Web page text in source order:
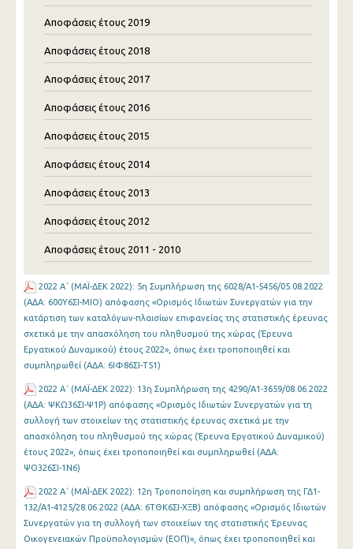
Αποφάσεις έτους 2019
Αποφάσεις έτους 2018
Αποφάσεις έτους 2017
Αποφάσεις έτους 2016
Αποφάσεις έτους 2015
Αποφάσεις έτους 2014
Αποφάσεις έτους 2013
Αποφάσεις έτους 2012
Αποφάσεις έτους 2011 - 2010
2022 Α΄ (MAΪ-ΔΕΚ 2022): 5η Συμπλήρωση της 6028/Α1-5456/05.08.2022
(ΑΔΑ: 600Υ6ΣΙ-ΜΙΟ) απόφασης «Ορισμός Ιδιωτών Συνεργατών για την
κατάρτιση των καταλόγων-πλαισίων επιφανείας της στατιστικής έρευνας
σχετικά με την απασχόληση του πληθυσμού της χώρας (Έρευνα
Εργατικού Δυναμικού) έτους 2022», όπως έχει τροποποιηθεί και
συμπληρωθεί (ΑΔΑ: 6ΙΦ86ΣΙ-Τ51)
2022 Α΄ (MAΪ-ΔΕΚ 2022): 13η Συμπλήρωση της 4290/Α1-3659/08.06.2022
(ΑΔΑ: ΨΚΩ36ΣΙ-Ψ1Ρ) απόφασης «Ορισμός Ιδιωτών Συνεργατών για τη
συλλογή των στοιχείων της στατιστικής έρευνας σχετικά με την
απασχόληση του πληθυσμού της χώρας (Έρευνα Εργατικού Δυναμικού)
έτους 2022», όπως έχει τροποποιηθεί και συμπληρωθεί (ΑΔΑ:
ΨΟ326ΣΙ-1Ν6)
2022 Α΄ (MAΪ-ΔΕΚ 2022): 12η Τροποποίηση και συμπλήρωση της ΓΔ1-
132/Α1-4125/28.06.2022 (ΑΔΑ: 6ΤΘΚ6ΣΙ-ΧΞΒ) απόφασης «Ορισμός Ιδιωτών
Συνεργατών για τη συλλογή των στοιχείων της στατιστικής Έρευνας
Οικογενειακών Προϋπολογισμών (ΕΟΠ)», όπως έχει τροποποιηθεί και